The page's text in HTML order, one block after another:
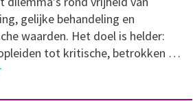
gelijke behandeling en
waarden. Het doel is helder:
tot kritische, betrokken …